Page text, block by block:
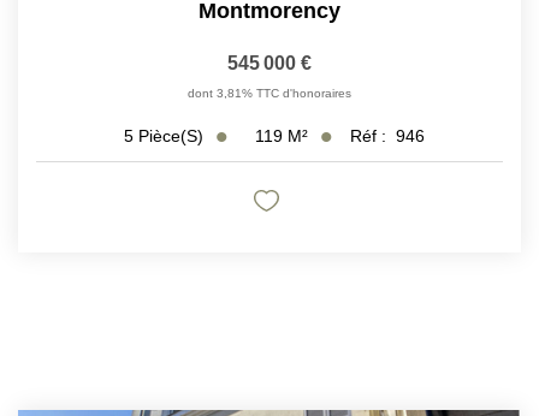
Montmorency
545 000 €
dont 3,81% TTC d'honoraires
5 Pièce(s) 119 M² Réf : 946